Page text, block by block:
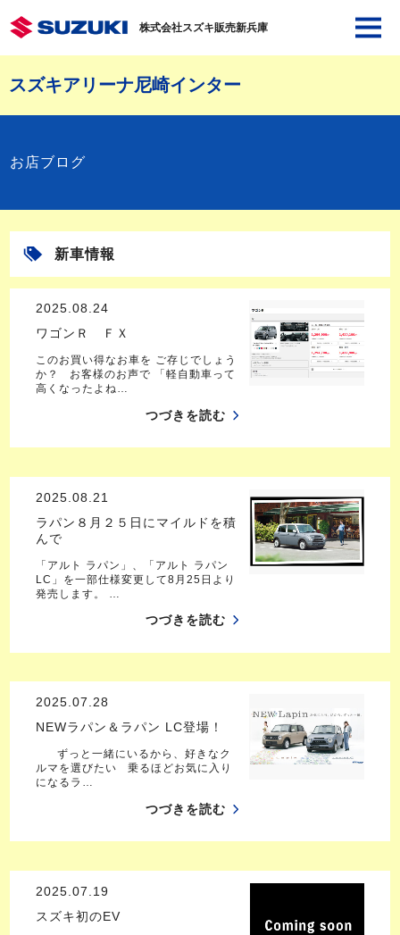
株式会社スズキ販売新兵庫
スズキアリーナ尼崎インター
お店ブログ
新車情報
2025.08.24
ワゴンＲ ＦＸ
このお買い得なお車を ご存じでしょう
か？ お客様のお声で 「軽自動車って
高くなったよね…
つづきを読む
2025.08.21
ラパン８月２５日にマイルドを積
んで
「アルト ラパン」、「アルト ラパン
LC」を一部仕様変更して8月25日より
発売します。 …
つづきを読む
2025.07.28
NEWラパン＆ラパン LC登場！
ずっと一緒にいるから、好きなク
ルマを選びたい 乗るほどお気に入り
になるラ…
つづきを読む
2025.07.19
スズキ初のEV